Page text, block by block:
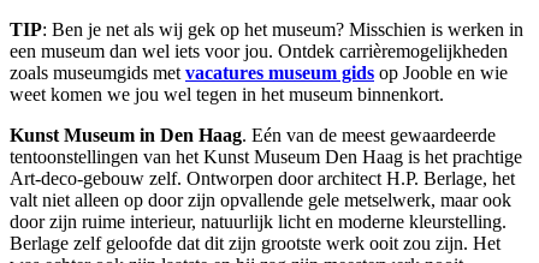
TIP: Ben je net als wij gek op het museum? Misschien is werken in
een museum dan wel iets voor jou. Ontdek carrièremogelijkheden
zoals museumgids met vacatures museum gids op Jooble en wie
weet komen we jou wel tegen in het museum binnenkort.
Kunst Museum in Den Haag. Eén van de meest gewaardeerde
tentoonstellingen van het Kunst Museum Den Haag is het prachtige
Art-deco-gebouw zelf. Ontworpen door architect H.P. Berlage, het
valt niet alleen op door zijn opvallende gele metselwerk, maar ook
door zijn ruime interieur, natuurlijk licht en moderne kleurstelling.
Berlage zelf geloofde dat dit zijn grootste werk ooit zou zijn. Het